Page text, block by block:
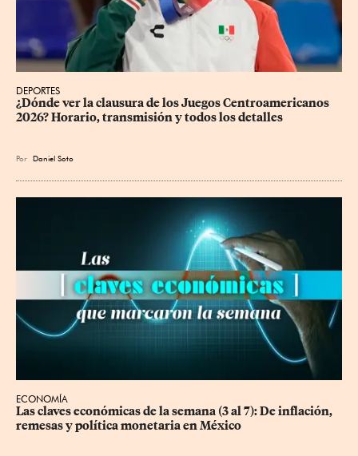
DEPORTES
¿Dónde ver la clausura de los Juegos Centroamericanos
2026? Horario, transmisión y todos los detalles
Por Daniel Soto
ECONOMÍA
Las claves económicas de la semana (3 al 7): De inflación,
remesas y política monetaria en México